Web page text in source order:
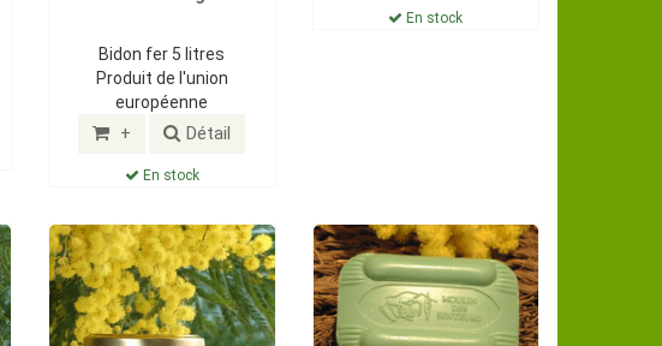
Bidon fer 5 litres
Produit de l'union
européenne
+ Détail
En stock
En stock